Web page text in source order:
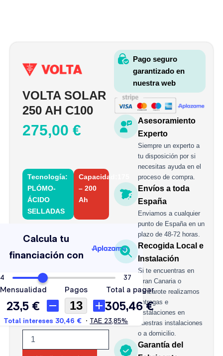
VOLTA SOLAR
250 AH C100
275,00 €
Tecnología:
PLÓMO-
ÁCIDO
SELLADAS
Capacidad:175
– 200
Ah
SOLAR
250
AH
cantidad
Asesoramiento
Experto
Siempre un experto a
tu disposición por si
necesitas ayuda en el
proceso de compra.
Envíos a toda
España
Enviamos a cualquier
punto de España en un
plazo de 48-72 horas.
Recogida Local e
Instalación
Si te encuentras en
Gran Canaria o
Lanzarote realizamos
entregas e
instalaciones en
nuestras instalaciones
o a domicilio.
Garantía del
Pago seguro
garantizado en
nuestra web